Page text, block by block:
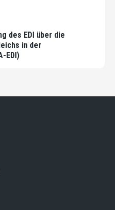
des EDI über die
in der
EDI)